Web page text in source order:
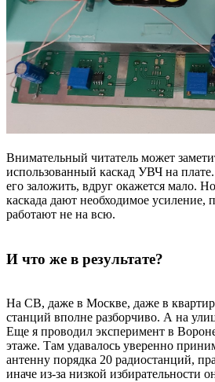
Внимательный читатель может
использованный каскад УВЧ на
его заложить, вдруг окажется мало.
каскада дают необходимое усиление,
работают не на всю.
И что же в результате?
На СВ, даже в Москве, даже в
станций вполне разборчиво. А на
Еще я проводил эксперимент в
этаже. Там удавалось уверенно
антенну порядка 20 радиостанций,
иначе из-за низкой избирательности